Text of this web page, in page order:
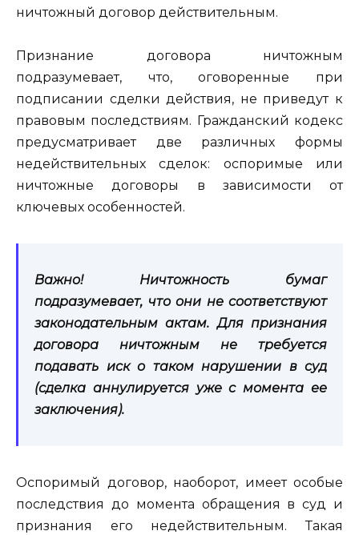
ничтожный договор действительным.
Признание договора ничтожным
подразумевает, что, оговоренные при
подписании сделки действия, не приведут к
правовым последствиям. Гражданский кодекс
предусматривает две различных формы
недействительных сделок: оспоримые или
ничтожные договоры в зависимости от
ключевых особенностей.
Важно! Ничтожность бумаг
подразумевает, что они не соответствуют
законодательным актам. Для признания
договора ничтожным не требуется
подавать иск о таком нарушении в суд
(сделка аннулируется уже с момента ее
заключения).
Оспоримый договор, наоборот, имеет особые
последствия до момента обращения в суд и
признания его недействительным. Такая